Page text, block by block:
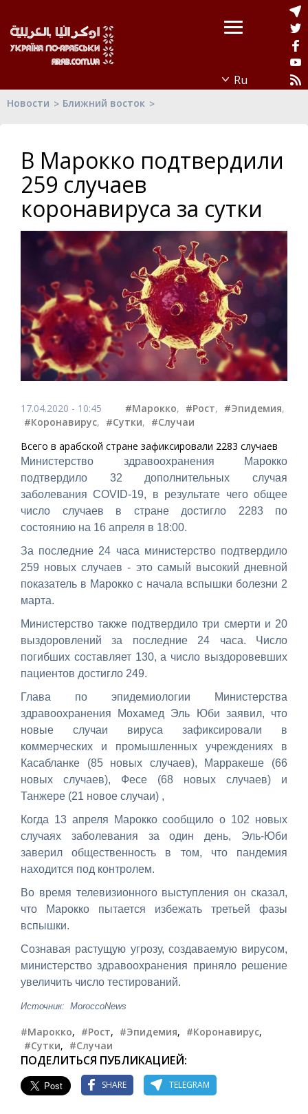
Новости Ближний восток
В Марокко подтвердили
259 случаев
коронавируса за сутки
17.04.2020 - 10:45 #Марокко, #Рост, #Эпидемия,
#Коронавирус, #Сутки, #Случаи
Всего в арабской стране зафиксировали 2283 случаев
Министерство здравоохранения Марокко
подтвердило 32 дополнительных случая
заболевания COVID-19, в результате чего общее
число случаев в стране достигло 2283 по
состоянию на 16 апреля в 18:00.
За последние 24 часа министерство подтвердило
259 новых случаев - это самый высокий дневной
показатель в Марокко с начала вспышки болезни 2
марта.
Министерство также подтвердило три смерти и 20
выздоровлений за последние 24 часа. Число
погибших составляет 130, а число выздоровевших
пациентов достигло 249.
Глава по эпидемиологии Министерства
здравоохранения Мохамед Эль Юби заявил, что
новые случаи вируса зафиксировали в
коммерческих и промышленных учреждениях в
Касабланке (85 новых случаев), Марракеше (66
новых случаев), Фесе (68 новых случаев) и
Танжере (21 новое случаи) ,
Когда 13 апреля Марокко сообщило о 102 новых
случаях заболевания за один день, Эль-Юби
заверил общественность в том, что пандемия
находится под контролем.
Во время телевизионного выступления он сказал,
что Марокко пытается избежать третьей фазы
вспышки.
Сознавая растущую угрозу, создаваемую вирусом,
министерство здравоохранения приняло решение
увеличить число тестирований.
Источник: MoroccoNews
#Марокко, #Рост, #Эпидемия, #Коронавирус,
#Сутки, #Случаи
ПОДЕЛИТЬСЯ ПУБЛИКАЦИЕЙ:
SHARE TELEGRAM